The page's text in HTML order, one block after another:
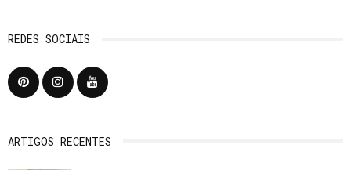
REDES SOCIAIS
ARTIGOS RECENTES